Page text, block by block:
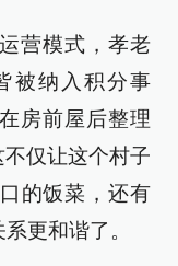
营模式，孝老
被纳入积分事
房前屋后整理
仅让这个村子
的饭菜，还有
更和谐了。